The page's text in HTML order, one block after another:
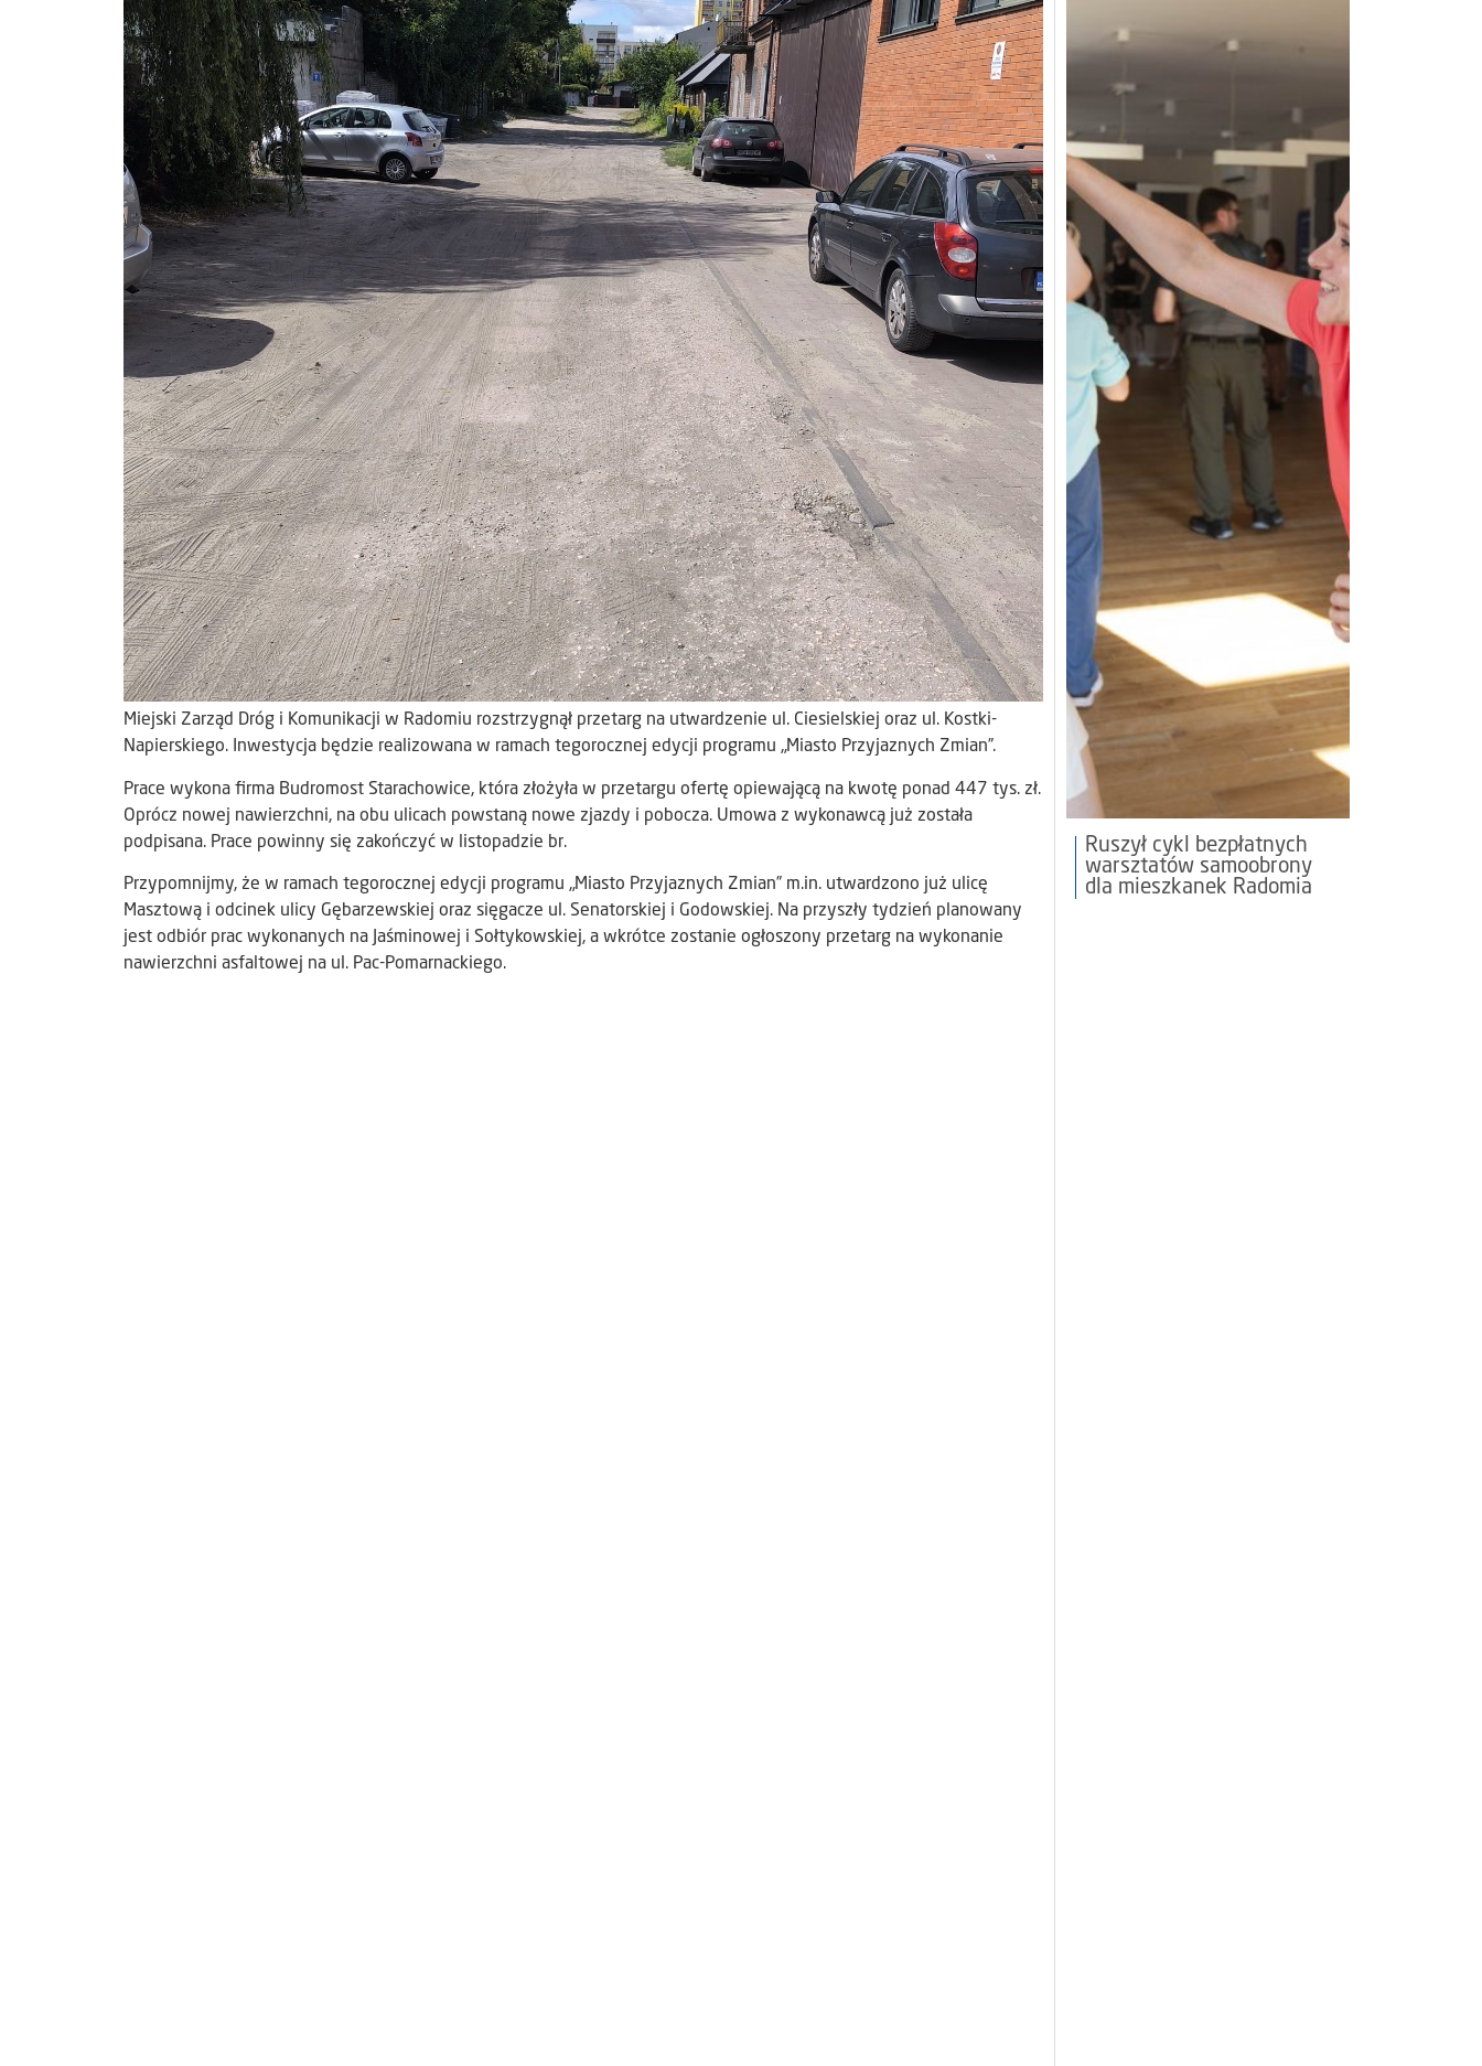
Miejski Zarząd Dróg i Komunikacji w Radomiu rozstrzygnął przetarg na utwardzenie ul. Ciesielskiej oraz ul. Kostki-
Napierskiego. Inwestycja będzie realizowana w ramach tegorocznej edycji programu „Miasto Przyjaznych Zmian”.
Prace wykona firma Budromost Starachowice, która złożyła w przetargu ofertę opiewającą na kwotę ponad 447 tys. zł.
Oprócz nowej nawierzchni, na obu ulicach powstaną nowe zjazdy i pobocza. Umowa z wykonawcą już została
podpisana. Prace powinny się zakończyć w listopadzie br.
Przypomnijmy, że w ramach tegorocznej edycji programu „Miasto Przyjaznych Zmian” m.in. utwardzono już ulicę
Masztową i odcinek ulicy Gębarzewskiej oraz sięgacze ul. Senatorskiej i Godowskiej. Na przyszły tydzień planowany
jest odbiór prac wykonanych na Jaśminowej i Sołtykowskiej, a wkrótce zostanie ogłoszony przetarg na wykonanie
nawierzchni asfaltowej na ul. Pac-Pomarnackiego.
Ruszył cykl bezpłatnych
warsztatów samoobrony
dla mieszkanek Radomia